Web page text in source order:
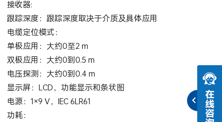
接收器:
跟踪深度：跟踪深度取决于介质及具体应用
电缆定位模式：
单极应用：大约0至2 m
双极应用：大约0到0.5 m
电压探测：大约0到0.4 m
显示屏：LCD，功能显示和条状图
电源：1×9 V，IEC 6LR61
功耗：